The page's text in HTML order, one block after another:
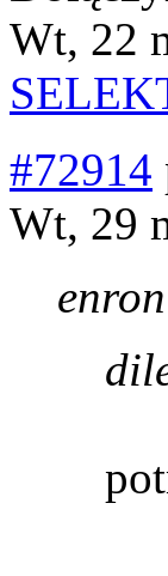
Wt, 22
#72914
Wt, 29